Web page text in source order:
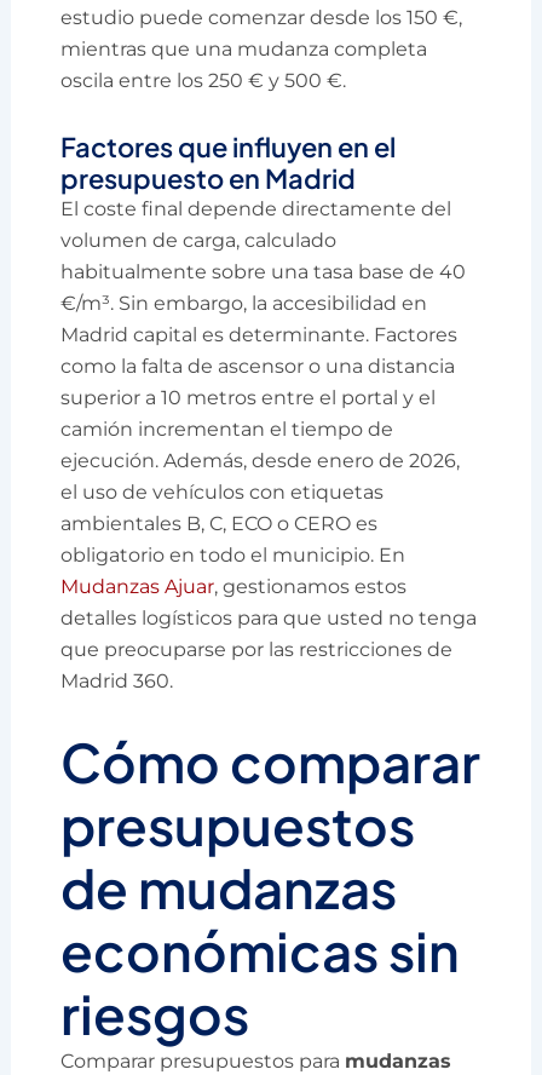
estudio puede comenzar desde los 150 €,
mientras que una mudanza completa
oscila entre los 250 € y 500 €.
Factores que influyen en el
presupuesto en Madrid
El coste final depende directamente del
volumen de carga, calculado
habitualmente sobre una tasa base de 40
€/m³. Sin embargo, la accesibilidad en
Madrid capital es determinante. Factores
como la falta de ascensor o una distancia
superior a 10 metros entre el portal y el
camión incrementan el tiempo de
ejecución. Además, desde enero de 2026,
el uso de vehículos con etiquetas
ambientales B, C, ECO o CERO es
obligatorio en todo el municipio. En
Mudanzas Ajuar, gestionamos estos
detalles logísticos para que usted no tenga
que preocuparse por las restricciones de
Madrid 360.
Cómo comparar
presupuestos
de mudanzas
económicas sin
riesgos
Comparar presupuestos para mudanzas